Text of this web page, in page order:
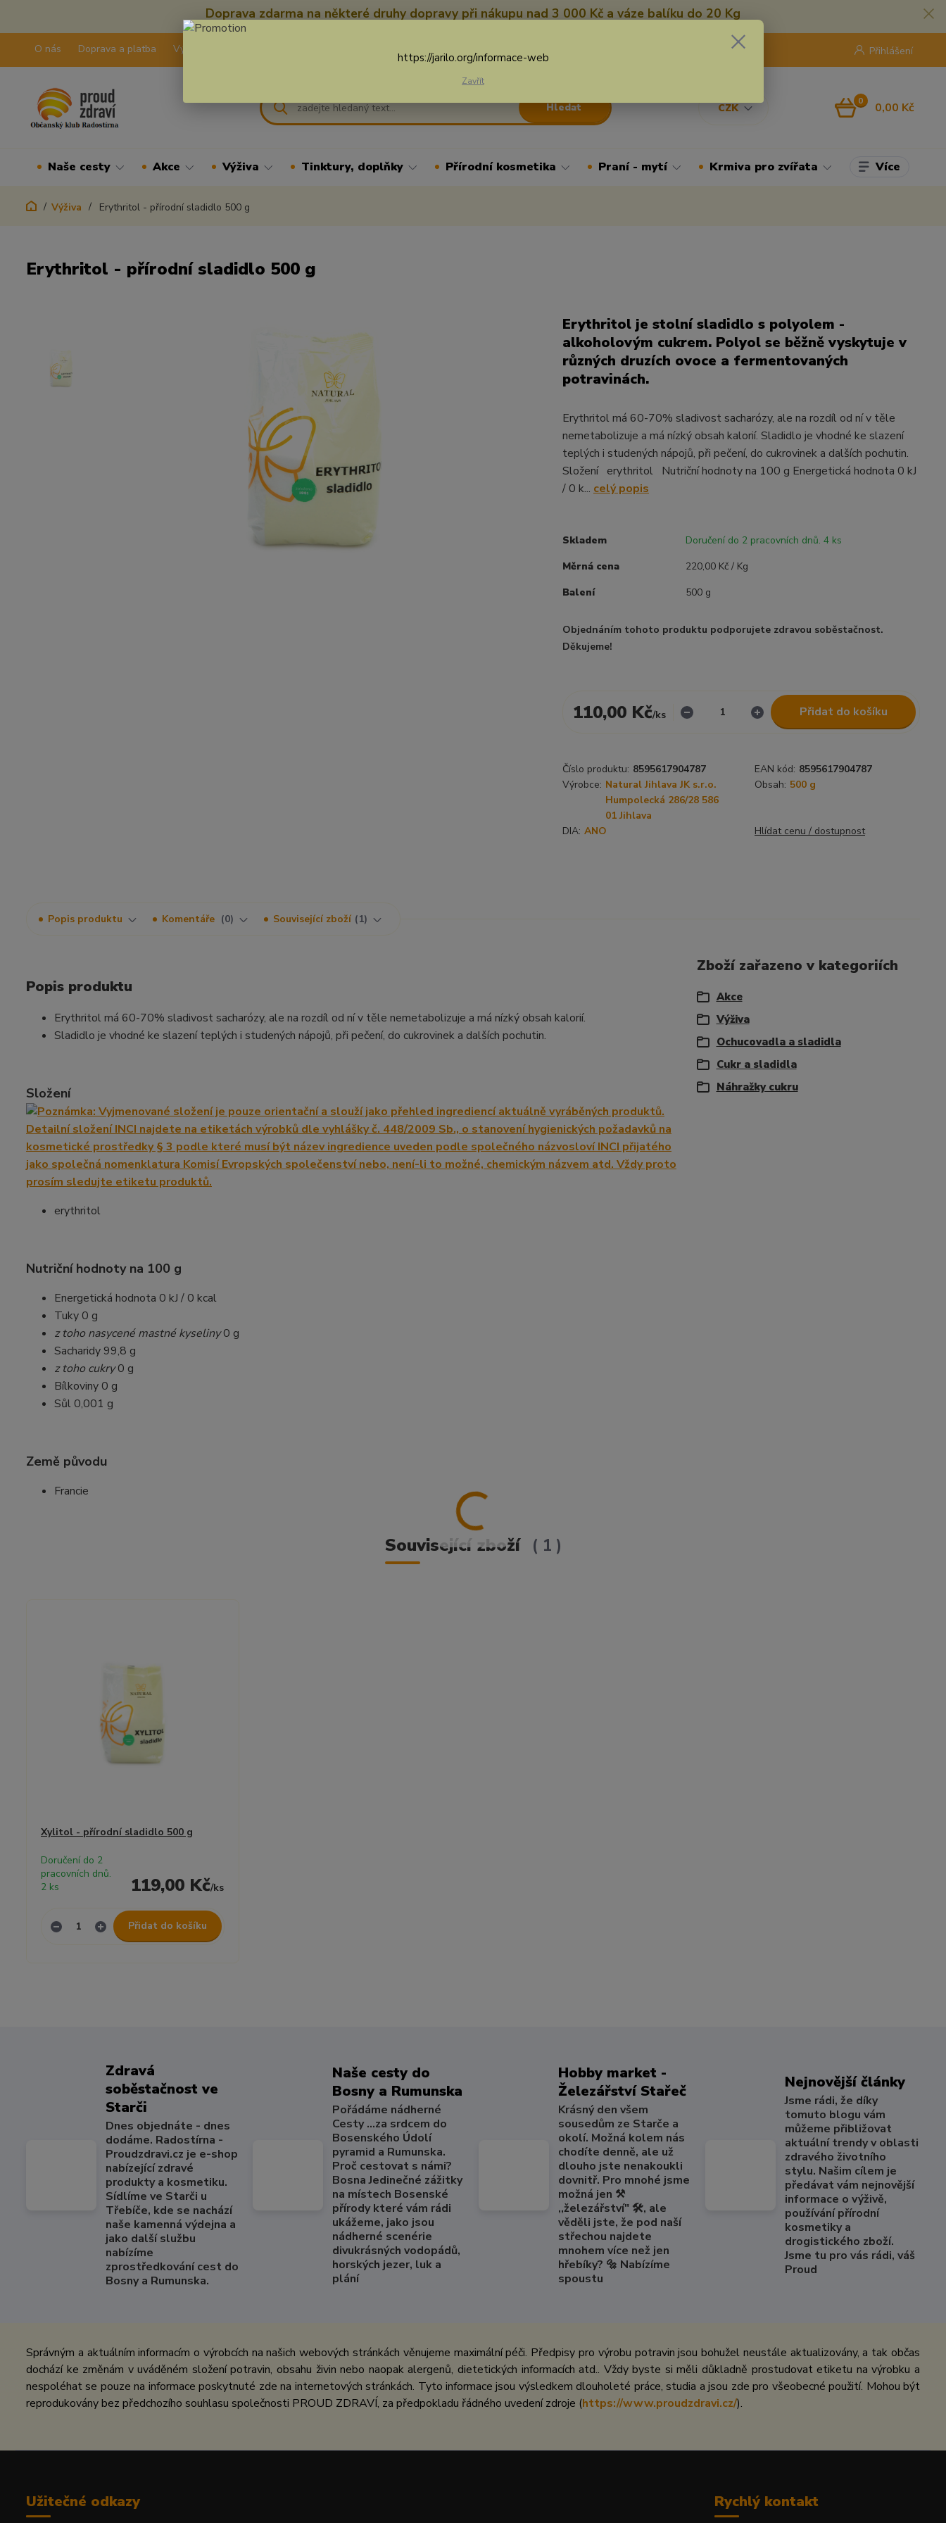
Doprava zdarma na některé druhy dopravy při nákupu nad 3 000 Kč a váze balíku do 20 Kg
O nás Doprava a platba Výdejní pravidla
CZK
Přihlášení
Hledat
8:00 - 16:30
0 0,00 Kč
Naše cesty Akce Výživa Tinktury, doplňky Přírodní kosmetika Praní - mytí Krmiva pro zvířata Více
Výživa Erythritol - přírodní sladidlo 500 g
Erythritol - přírodní sladidlo 500 g
Erythritol je stolní sladidlo s polyolem -
alkoholovým cukrem. Polyol se běžně vyskytuje v
různých druzích ovoce a fermentovaných
potravinách.
Erythritol má 60-70% sladivost sacharózy, ale na rozdíl od ní v těle
nemetabolizuje a má nízký obsah kalorií. Sladidlo je vhodné ke slazení
teplých i studených nápojů, při pečení, do cukrovinek a dalších pochutin.
Složení erythritol Nutriční hodnoty na 100 g Energetická hodnota 0 kJ
/ 0 k... celý popis
Skladem
Doručení do 2 pracovních dnů. 4 ks
Měrná cena
220,00 Kč / Kg
Balení
500 g
Objednáním tohoto produktu podporujete zdravou soběstačnost.
Děkujeme!
110,00 Kč/ks Přidat do košíku
Číslo produktu: 8595617904787 EAN kód: 8595617904787
Výrobce: Natural Jihlava JK s.r.o.
Humpolecká 286/28 586
01 Jihlava
Obsah: 500 g
DIA: ANO Hlídat cenu / dostupnost
Popis produktu Komentáře 0 Související zboží 1
Popis produktu
Erythritol má 60-70% sladivost sacharózy, ale na rozdíl od ní v těle nemetabolizuje a má nízký obsah kalorií.
Sladidlo je vhodné ke slazení teplých i studených nápojů, při pečení, do cukrovinek a dalších pochutin.
Složení
erythritol
Nutriční hodnoty na 100 g
Energetická hodnota 0 kJ / 0 kcal
Tuky 0 g
z toho nasycené mastné kyseliny0 g
Sacharidy 99,8 g
z toho cukry0 g
Bílkoviny 0 g
Sůl 0,001 g
Země původu
Francie
Zboží zařazeno v kategoriích
Akce
Výživa
Ochucovadla a sladidla
Cukr a sladidla
Náhražky cukru
Související zboží 1
Xylitol - přírodní sladidlo 500 g
119,00 Kč/ks
Doručení do 2
pracovních dnů.
2 ks
Přidat do košíku
Zdravá
soběstačnost ve
Starči
Dnes objednáte - dnes
dodáme. Radostírna -
Proudzdravi.cz je e-shop
nabízející zdravé
produkty a kosmetiku.
Sídlíme ve Starči u
Třebíče, kde se nachází
naše kamenná výdejna a
jako další službu
nabízíme
zprostředkování cest do
Bosny a Rumunska.
Naše cesty do
Bosny a Rumunska
Pořádáme nádherné
Cesty ...za srdcem do
Bosenského Údolí
pyramid a Rumunska.
Proč cestovat s námi?
Bosna Jedinečné zážitky
na místech Bosenské
přírody které vám rádi
ukážeme, jako jsou
nádherné scenérie
divukrásných vodopádů,
horských jezer, luk a
plání
Hobby market -
Železářství Stařeč
Krásný den všem
sousedům ze Starče a
okolí. Možná kolem nás
chodíte denně, ale už
dlouho jste nenakoukli
dovnitř. Pro mnohé jsme
možná jen ⚒️
,,železářství" 🛠️, ale
věděli jste, že pod naší
střechou najdete
mnohem více než jen
hřebíky? 🔩 Nabízíme
spoustu
Nejnovější články
Jsme rádi, že díky
tomuto blogu vám
můžeme přibližovat
aktuální trendy v oblasti
zdravého životního
stylu. Našim cílem je
předávat vám nejnovější
informace o výživě,
používání přírodní
kosmetiky a
drogistického zboží.
Jsme tu pro vás rádi, váš
Proud
Správným a aktuálním informacím o výrobcích na našich webových stránkách věnujeme maximální péči. Předpisy pro výrobu potravin jsou bohužel neustále aktualizovány, a tak občas
dochází ke změnám v uváděném složení potravin, obsahu živin nebo naopak alergenů, dietetických informacích atd.. Vždy byste si měli důkladně prostudovat etiketu na výrobku a
nespoléhat se pouze na informace poskytnuté zde na internetových stránkách. Tyto informace jsou výsledkem dlouholeté práce, studia a jsou zde pro všeobecné použití. Mohou být
reprodukovány bez předchozího souhlasu společnosti PROUD ZDRAVÍ, za předpokladu řádného uvedení zdroje (https://www.proudzdravi.cz/).
Užitečné odkazy Rychlý kontakt
https://jarilo.org/informace-web
Zavřít